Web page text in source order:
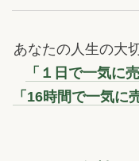
あなたの人生の大
「１日で一気に
「16時間で一気に